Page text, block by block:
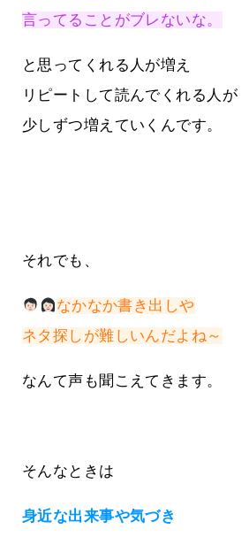
言ってることがブレないな。
と思ってくれる人が増え
リピートして読んでくれる人が
少しずつ増えていくんです。
それでも、
なかなか書き出しや
ネタ探しが難しいんだよね～
なんて声も聞こえてきます。
そんなときは
身近な出来事や気づき